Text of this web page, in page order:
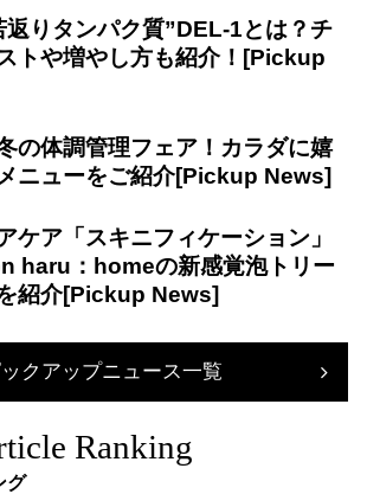
返りタンパク質”DEL-1とは？チ
トや増やし方も紹介！
の体調管理フェア！カラダに嬉
ニューをご紹介
ケア「スキニフィケーション」
haru：homeの新感覚泡トリー
紹介
ックアップニュース一覧
Ranking
グ